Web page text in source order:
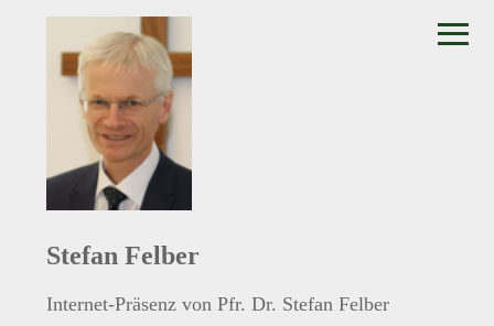
Stefan Felber
Internet-Präsenz von Pfr. Dr. Stefan Felber
≡